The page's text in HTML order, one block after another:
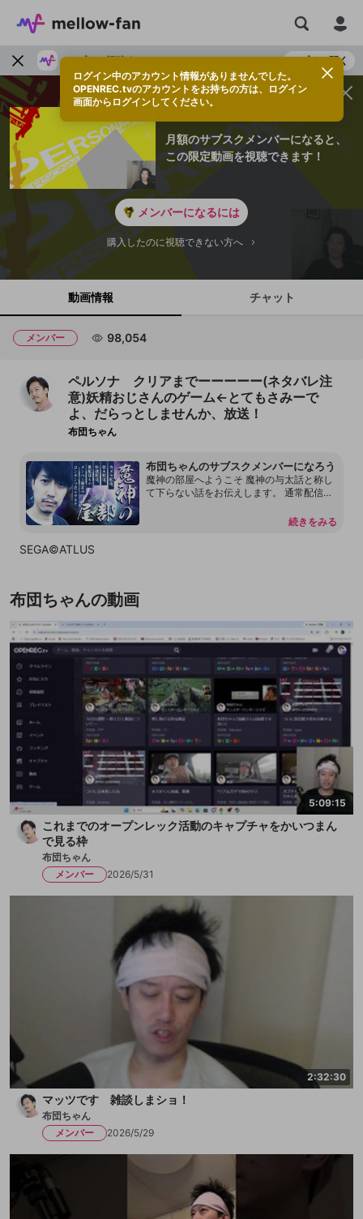
アプリで視聴する アプリで開く
月額のサブスクメンバーになると、
この限定動画を視聴できます！
メンバーになるには
購入したのに視聴できない方へ
動画情報 チャット
メンバー 98,054
ペルソナ クリアまでーーーーー(ネタバレ注
意)妖精おじさんのゲーム←とてもさみーで
よ、だらっとしませんか、放送！
布団ちゃん
布団ちゃんのサブスクメンバーになろう
魔神の部屋へようこそ 魔神の与太話と称し
て下らない話をお伝えします。 通常配信で
を許可しておりません。 配信内容をリーク
続きをみる
SEGA©ATLUS
布団ちゃんの動画
5:09:15
これまでのオープンレック活動のキャプチャをかいつまん
で見る枠
布団ちゃん
メンバー
2026/5/31
2:32:30
マッツです 雑談しまショ！
布団ちゃん
メンバー
2026/5/29
ログイン中のアカウント情報がありませんでした。
OPENREC.tvのアカウントをお持ちの方は、ログイン
画面からログインしてください。